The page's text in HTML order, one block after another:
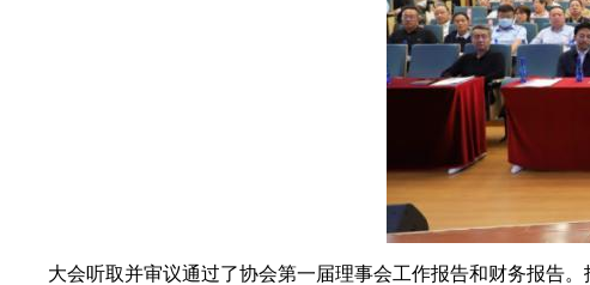
大会听取并审议通过了协会第一届理事会工作报告和财务报告。